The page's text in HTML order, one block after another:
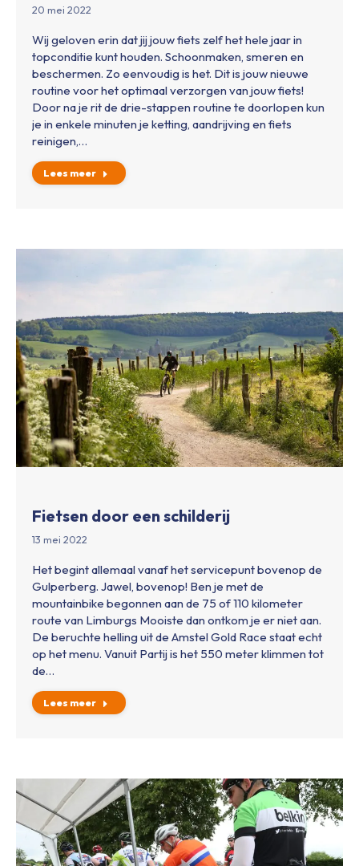
20 mei 2022
Wij geloven erin dat jij jouw fiets zelf het hele jaar in
topconditie kunt houden. Schoonmaken, smeren en
beschermen. Zo eenvoudig is het. Dit is jouw nieuwe
routine voor het optimaal verzorgen van jouw fiets!
Door na je rit de drie-stappen routine te doorlopen kun
je in enkele minuten je ketting, aandrijving en fiets
reinigen,…
Lees meer
Fietsen door een schilderij
13 mei 2022
Het begint allemaal vanaf het servicepunt bovenop de
Gulperberg. Jawel, bovenop! Ben je met de
mountainbike begonnen aan de 75 of 110 kilometer
route van Limburgs Mooiste dan ontkom je er niet aan.
De beruchte helling uit de Amstel Gold Race staat echt
op het menu. Vanuit Partij is het 550 meter klimmen tot
de…
Lees meer